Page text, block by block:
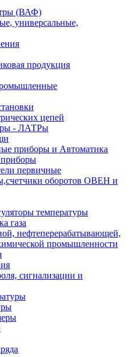
(ВАФ)
универсальные,
продукция
цепей
- ЛАТРы
приборы и Автоматика
приборы
первичные
оборотов ОВЕН и
температуры
газа
нефтеперерабатывающей,
промышленности
сигнализации и